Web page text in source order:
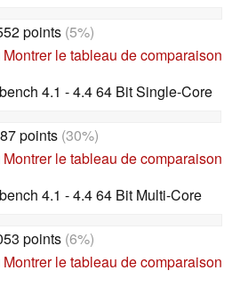
points (5%)
Montrer le tableau de comparaison
4.1 - 4.4 64 Bit Single-Core
points(30%)
Montrer le tableau de comparaison
4.1 - 4.4 64 Bit Multi-Core
points (6%)
Montrer le tableau de comparaison